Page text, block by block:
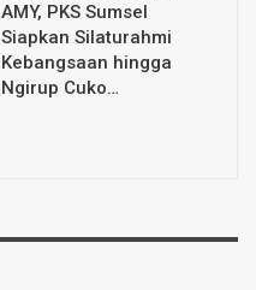
AMY, PKS Sumsel
Siapkan Silaturahmi
Kebangsaan hingga
Ngirup Cuko…